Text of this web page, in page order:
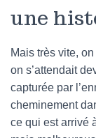
une
Mais très vite,
on s’attendait
capturée par
cheminement
ce qui est arrivé